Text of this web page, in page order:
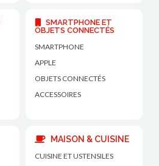
SMARTPHONE ET
OBJETS CONNECTÉS
SMARTPHONE
APPLE
OBJETS CONNECTÉS
ACCESSOIRES
MAISON & CUISINE
CUISINE ET USTENSILES